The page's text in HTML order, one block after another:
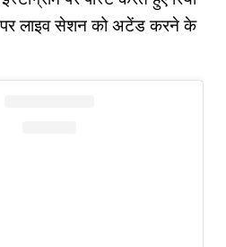
लाइव सेशन को अटेंड करने के